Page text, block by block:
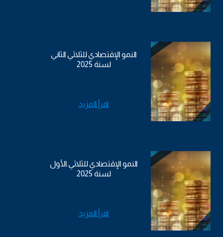
النمو الإقتصادي للثلاثي الثاني
لسنة 2025
اقرأ المزيد
النمو الإقتصادي للثلاثي الأول
لسنة 2025
اقرأ المزيد